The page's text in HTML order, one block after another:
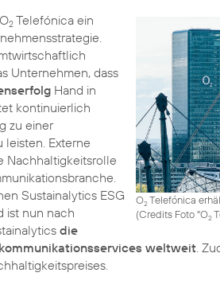
O2Telefónica
(Credits Foto "O2
2 Telefónica ein
Unternehmen, dass
Hand in
kontinuierlich
zu einer
Externe
Nachhaltigkeitsrolle
Sustainalytics ESG
ist nun nach
die
weltweit .